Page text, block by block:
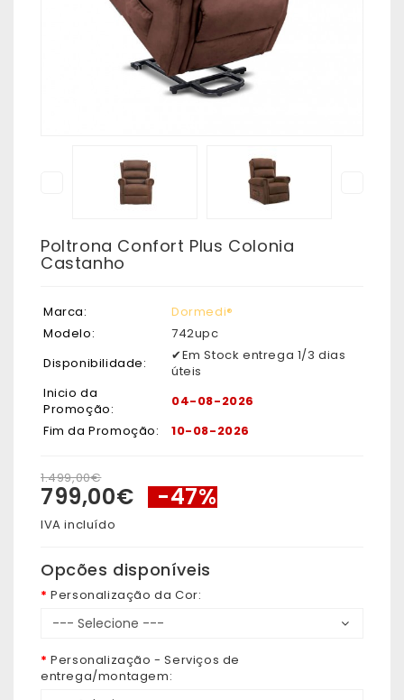
Poltrona Confort Plus Colonia
Castanho
Marca:
Dormedi®
Modelo:
742upc
Disponibilidade:
✔Em Stock entrega 1/3 dias
úteis
Inicio da
Promoção:
04-08-2026
Fim da Promoção:
10-08-2026
1.499,00€
799,00€ -47%
IVA incluído
Opcões disponíveis
Personalização da Cor:
Personalização - Serviços de
entrega/montagem: